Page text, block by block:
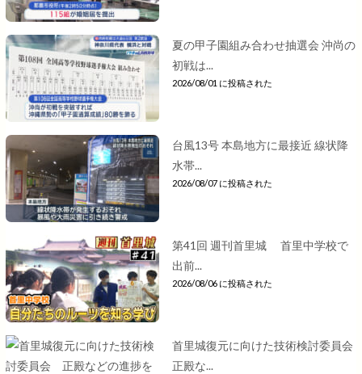
夏の甲子園組み合わせ抽選会 沖尚の
初戦は...
2026/08/01 に投稿された
台風13号 本島地方に最接近 線状降
水帯...
2026/08/07 に投稿された
第41回 週刊首里城 首里中学校で
出前...
2026/08/06 に投稿された
首里城復元に向けた技術検討委員会
正殿な...